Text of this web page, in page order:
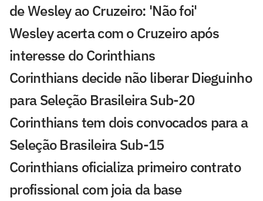
de Wesley ao Cruzeiro: 'Não foi'
Wesley acerta com o Cruzeiro após
interesse do Corinthians
Corinthians decide não liberar Dieguinho
para Seleção Brasileira Sub-20
Corinthians tem dois convocados para a
Seleção Brasileira Sub-15
Corinthians oficializa primeiro contrato
profissional com joia da base